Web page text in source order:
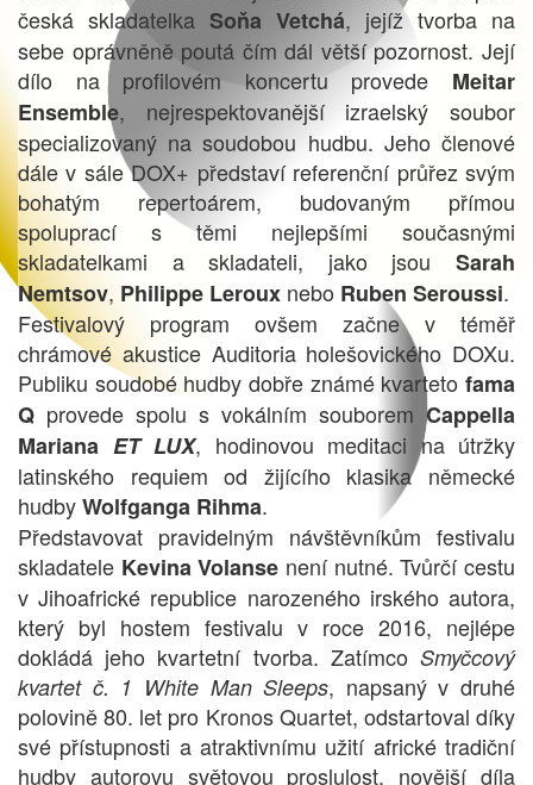
česká skladatelka Soňa Vetchá, jejíž tvorba na
sebe oprávněně poutá čím dál větší pozornost. Její
dílo na profilovém koncertu provede Meitar
Ensemble, nejrespektovanější izraelský soubor
specializovaný na soudobou hudbu. Jeho členové
dále v sále DOX+ představí referenční průřez svým
bohatým repertoárem, budovaným přímou
spoluprací s těmi nejlepšími současnými
skladatelkami a skladateli, jako jsou Sarah
Nemtsov, Philippe Leroux nebo Ruben Seroussi.
Festivalový program ovšem začne v téměř
chrámové akustice Auditoria holešovického DOXu.
Publiku soudobé hudby dobře známé kvarteto fama
Q provede spolu s vokálním souborem Cappella
Mariana ET LUX, hodinovou meditaci na útržky
latinského requiem od žijícího klasika německé
hudbyWolfganga Rihma.
Představovat pravidelným návštěvníkům festivalu
skladatele Kevina Volanse není nutné. Tvůrčí cestu
v Jihoafrické republice narozeného irského autora,
který byl hostem festivalu v roce 2016, nejlépe
dokládá jeho kvartetní tvorba. Zatímco Smyčcový
kvartet č. 1 White Man Sleeps, napsaný v druhé
polovině 80. let pro Kronos Quartet, odstartoval díky
své přístupnosti a atraktivnímu užití africké tradiční
hudby autorovu světovou proslulost, novější díla